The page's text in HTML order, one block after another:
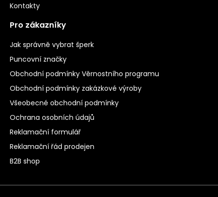
Kontakty
Pro zákazníky
Jak správně vybrat šperk
Puncovní značky
Obchodní podmínky Věrnostního programu
Obchodní podmínky zakázkové výroby
Všeobecné obchodní podmínky
Ochrana osobních údajů
Reklamační formulář
Reklamační řád prodejen
B2B shop